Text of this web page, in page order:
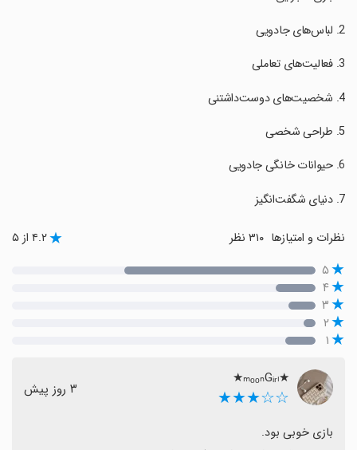
نظرات و امتیازها ۴.۲ از ۵
۵
۴
۳
۲
۱
★ₘₒₒₙGᵢᵣₗ★
☆☆★★★ ٣ روز پیش